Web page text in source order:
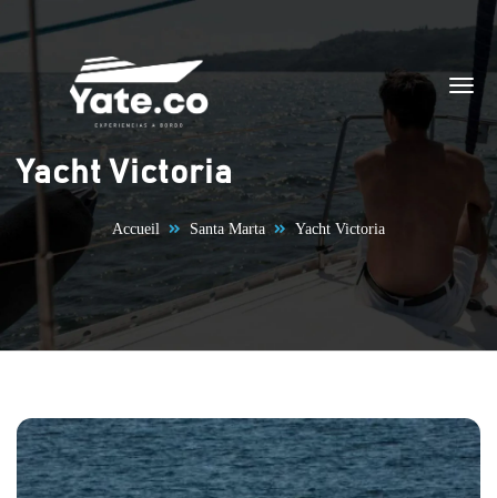
Aller au contenu
Yacht Victoria
Accueil Santa Marta Yacht Victoria